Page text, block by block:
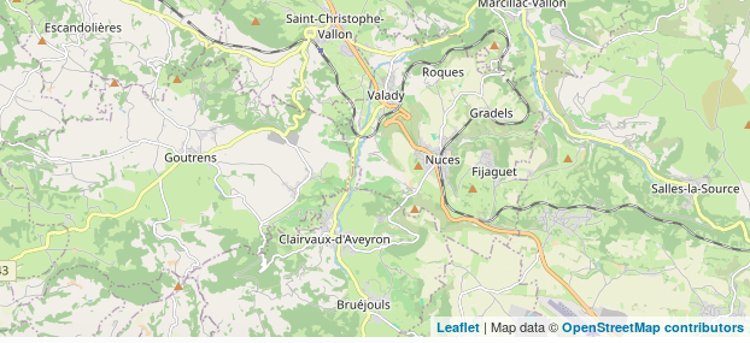
Leaflet | Map data © OpenStreetMap contributors